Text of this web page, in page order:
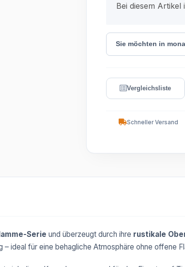
Bei diesem
Sie möchten in
Schneller Versand
Serie und überzeugt durch ihre rustikale
ideal für eine behagliche Atmosphäre ohne offene